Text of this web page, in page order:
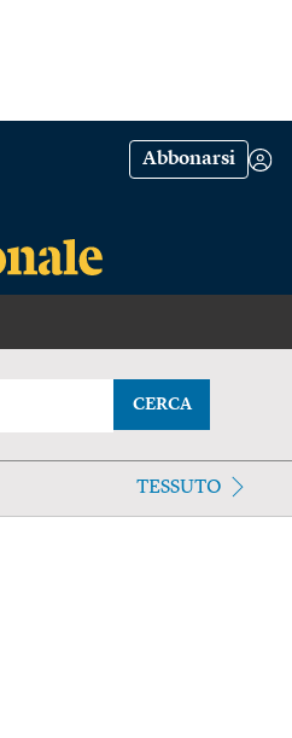
Abbonarsi
CERCA
TESSUTO